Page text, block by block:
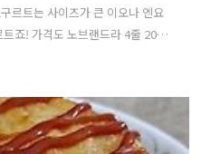
르트는 사이즈가 큰 이오나 엔요
죠! 가격도 노브랜드라 4줄 20개
다 보통... 한 줄 드시죠? 그럼 150
렇게 콕콕 5개 먹는 맛도 최고죠
셔야 저는 어차피 분리수거해야
오랜만에 마셔서 옛날 생각나서